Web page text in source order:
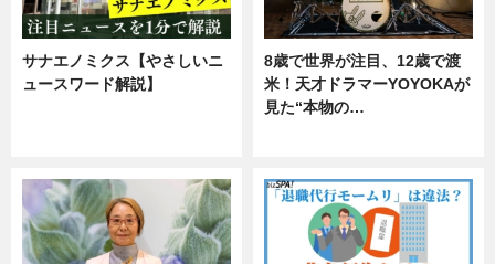
サナエノミクス【やさしいニ
ュースワード解説】
8歳で世界が注目、12歳で渡
米！天才ドラマーYOYOKAが
見た“本物の…